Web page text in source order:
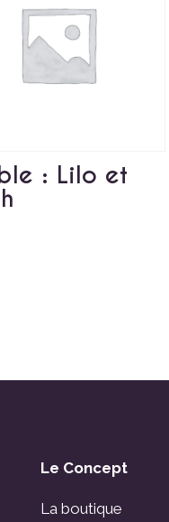
: Lilo et
Le Concept
La boutique